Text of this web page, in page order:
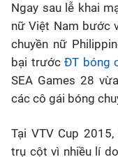
Bóng đá
Thể thao Điện tử
Các môn khác
VIDEO
Ngay sau lễ khai
nữ Việt Nam bước
chuyền nữ
bại trước ĐT bóng
SEA Games 28
các cô gái bóng
Tại VTV Cup
trụ cột vì nhiều lí